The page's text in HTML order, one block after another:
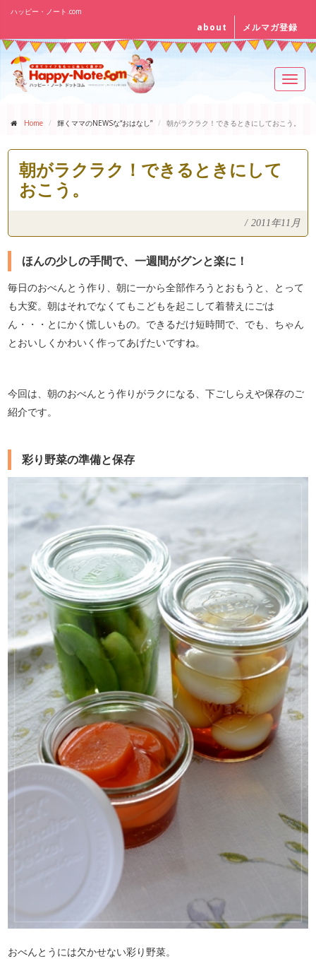
ハッピー・ノート.com
about メルマガ登録
Home 輝くママのNEWSな“おはなし” 朝がラクラク！できるときにしておこう。
朝がラクラク！できるときにして
おこう。
/ 2011年11月
ほんの少しの手間で、一週間がグンと楽に！
毎日のおべんとう作り、朝に一から全部作ろうとおもうと、とって
も大変。朝はそれでなくてもこどもを起こして着替えにごは
ん・・・とにかく慌しいもの。できるだけ短時間で、でも、ちゃん
とおいしくかわいく作ってあげたいですね。
今回は、朝のおべんとう作りがラクになる、下ごしらえや保存のご
紹介です。
彩り野菜の準備と保存
おべんとうには欠かせない彩り野菜。